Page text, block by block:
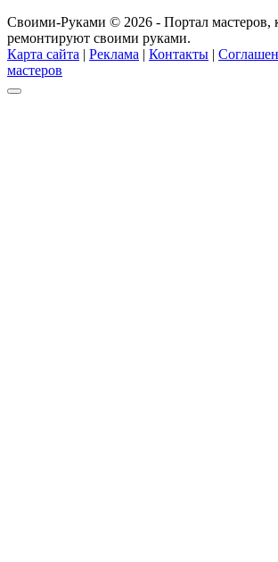
Своими-Руками © 2026 - Портал мастеров,
ремонтируют своими руками.
Карта сайта | Реклама | Контакты |
мастеров